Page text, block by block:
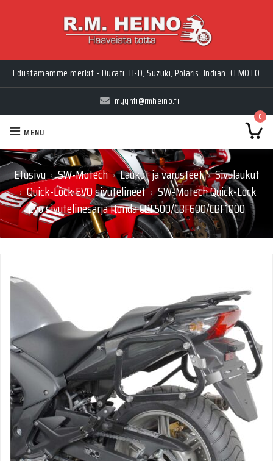
Edustamamme merkit - Ducati, H-D, Suzuki, Polaris, Indian, CFMOTO
myynti@rmheino.fi
0
MENU
Etusivu › SW-Motech › Laukut ja varusteet › Sivulaukut
› Quick-Lock EVO sivutelineet › SW-Motech Quick-Lock
Evo sivutelinesarja Honda CBF500/CBF600/CBF1000